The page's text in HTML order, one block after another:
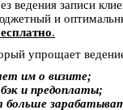
ведения записи
и
.
упрощает
им о визите;
и предоплаты;
больше